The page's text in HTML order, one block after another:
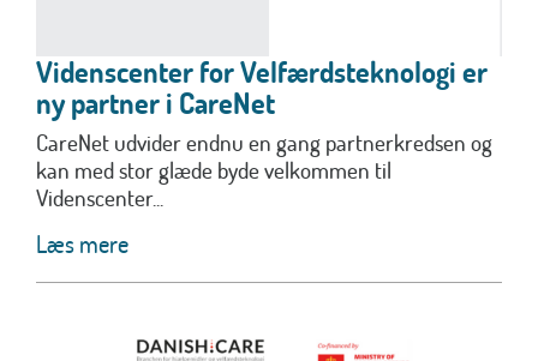
Videnscenter for Velfærdsteknologi er
ny partner i CareNet
‍CareNet udvider endnu en gang partnerkredsen og
kan med stor glæde byde velkommen til
Videnscenter...
Læs mere